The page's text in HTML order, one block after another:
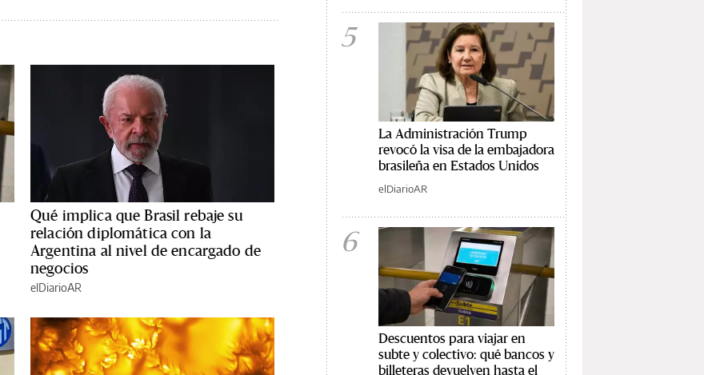
Qué implica que Brasil rebaje su
relación diplomática con la
Argentina al nivel de encargado de
negocios
elDiarioAR
5
La Administración Trump
revocó la visa de la embajadora
brasileña en Estados Unidos
elDiarioAR
6
Descuentos para viajar en
subte y colectivo: qué bancos y
billeteras devuelven hasta el